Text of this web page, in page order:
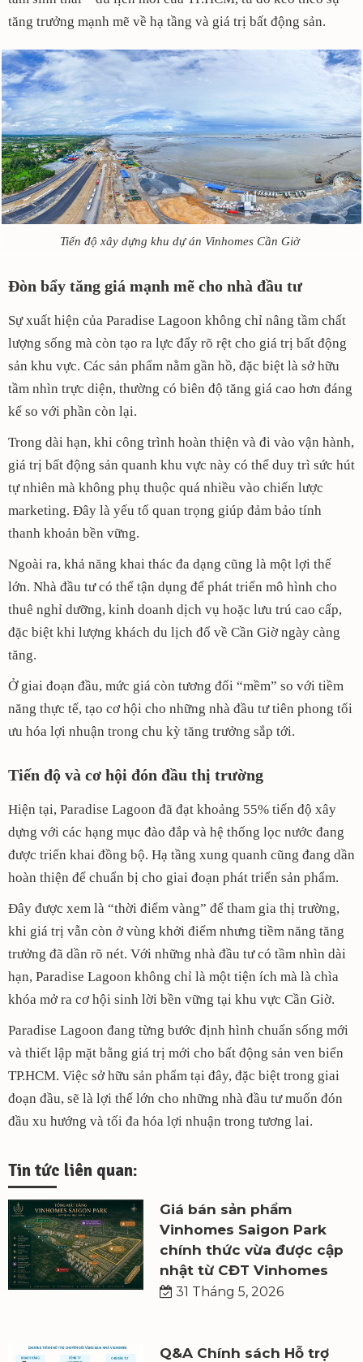
tăng trưởng mạnh mẽ về hạ tầng và giá trị bất động sản.
Tiến độ xây dựng khu dự án Vinhomes Cần Giờ
Đòn bẩy tăng giá mạnh mẽ cho nhà đầu tư
Sự xuất hiện của Paradise Lagoon không chỉ nâng tầm chất
lượng sống mà còn tạo ra lực đẩy rõ rệt cho giá trị bất động
sản khu vực. Các sản phẩm nằm gần hồ, đặc biệt là sở hữu
tầm nhìn trực diện, thường có biên độ tăng giá cao hơn đáng
kể so với phần còn lại.
Trong dài hạn, khi công trình hoàn thiện và đi vào vận hành,
giá trị bất động sản quanh khu vực này có thể duy trì sức hút
tự nhiên mà không phụ thuộc quá nhiều vào chiến lược
marketing. Đây là yếu tố quan trọng giúp đảm bảo tính
thanh khoản bền vững.
Ngoài ra, khả năng khai thác đa dạng cũng là một lợi thế
lớn. Nhà đầu tư có thể tận dụng để phát triển mô hình cho
thuê nghỉ dưỡng, kinh doanh dịch vụ hoặc lưu trú cao cấp,
đặc biệt khi lượng khách du lịch đổ về Cần Giờ ngày càng
tăng.
Ở giai đoạn đầu, mức giá còn tương đối “mềm” so với tiềm
năng thực tế, tạo cơ hội cho những nhà đầu tư tiên phong tối
ưu hóa lợi nhuận trong chu kỳ tăng trưởng sắp tới.
Tiến độ và cơ hội đón đầu thị trường
Hiện tại, Paradise Lagoon đã đạt khoảng 55% tiến độ xây
dựng với các hạng mục đào đắp và hệ thống lọc nước đang
được triển khai đồng bộ. Hạ tầng xung quanh cũng đang dần
hoàn thiện để chuẩn bị cho giai đoạn phát triển sản phẩm.
Đây được xem là “thời điểm vàng” để tham gia thị trường,
khi giá trị vẫn còn ở vùng khởi điểm nhưng tiềm năng tăng
trưởng đã dần rõ nét. Với những nhà đầu tư có tầm nhìn dài
hạn, Paradise Lagoon không chỉ là một tiện ích mà là chìa
khóa mở ra cơ hội sinh lời bền vững tại khu vực Cần Giờ.
Paradise Lagoon đang từng bước định hình chuẩn sống mới
và thiết lập mặt bằng giá trị mới cho bất động sản ven biển
TP.HCM. Việc sở hữu sản phẩm tại đây, đặc biệt trong giai
đoạn đầu, sẽ là lợi thế lớn cho những nhà đầu tư muốn đón
đầu xu hướng và tối đa hóa lợi nhuận trong tương lai.
Tin tức liên quan:
Giá bán sản phẩm
Vinhomes Saigon Park
chính thức vừa được cập
nhật từ CĐT Vinhomes
31 Tháng 5, 2026
Q&A Chính sách Hỗ trợ